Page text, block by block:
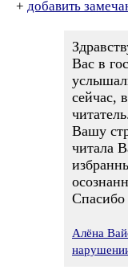
+ добавить
Вас в
сейчас,
Вашу
читала
Алёна